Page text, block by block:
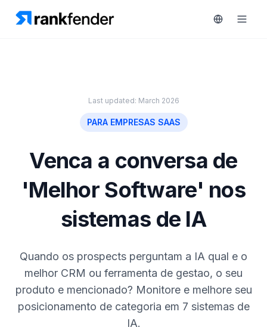
MONITORIZAR
RAIVE
Engine
Rastreamento
Inteligência
palavras-
chave
Recursos
Ferramentas
gratuitas
Agendar
demo
Last updated: March 2026
PARA EMPRESAS SAAS
Venca a conversa de
'Melhor Software' nos
sistemas de IA
Quando os prospects perguntam a IA qual e o
melhor CRM ou ferramenta de gestao, o seu
produto e mencionado? Monitore e melhore seu
posicionamento de categoria em 7 sistemas de
IA.